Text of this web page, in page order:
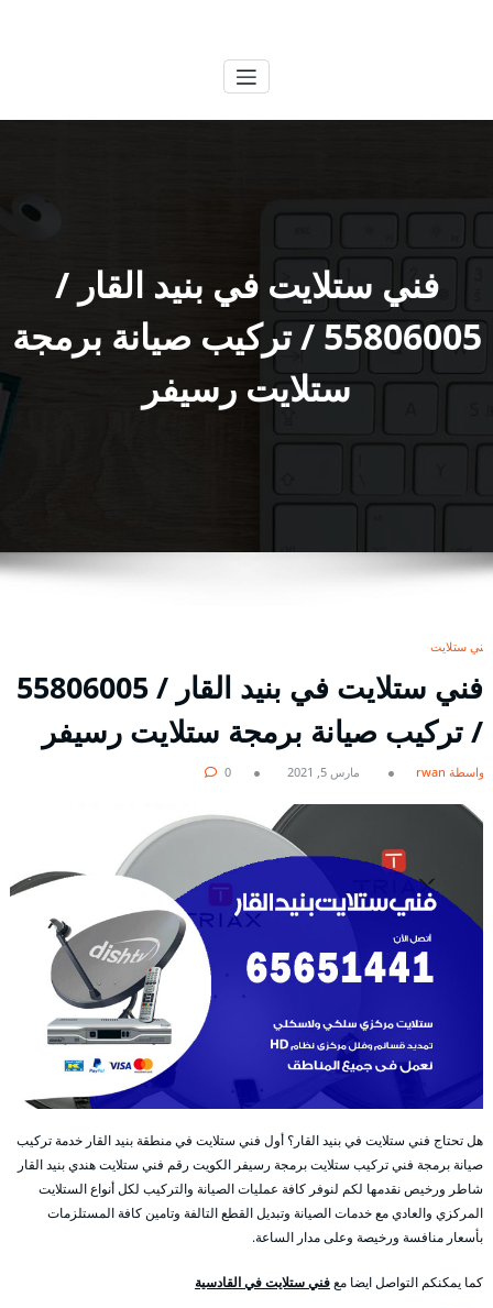
فني ستلايت في بنيد القار /
55806005 / تركيب صيانة برمجة
ستلايت رسيفر
فني ستلايت
فني ستلايت في بنيد القار / 55806005
/ تركيب صيانة برمجة ستلايت رسيفر
بواسطة rwan مارس 5, 2021 0
هل تحتاج فني ستلايت في بنيد القار؟ أول فني ستلايت في منطقة بنيد القار خدمة تركيب
صيانة برمجة فني تركيب ستلايت برمجة رسيفر الكويت رقم فني ستلايت هندي بنيد القار
شاطر ورخيص نقدمها لكم لنوفر كافة عمليات الصيانة والتركيب لكل أنواع الستلايت
المركزي والعادي مع خدمات الصيانة وتبديل القطع التالفة وتامين كافة المستلزمات
بأسعار منافسة ورخيصة وعلى مدار الساعة.
كما يمكنكم التواصل ايضا معفني ستلايت في القادسية